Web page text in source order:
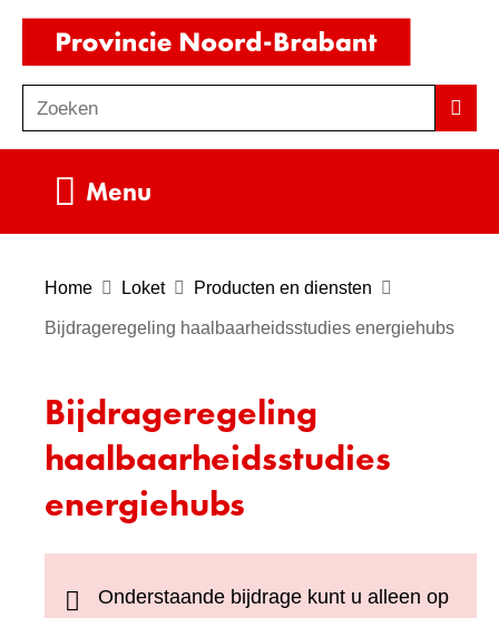
Ga
de
inhoud
o
e
Zoeken
Menu
Home Loket Producten en diensten
Bijdrageregeling haalbaarheidsstudies energiehubs
Bijdrageregeling
haalbaarheidsstudies
energiehubs
Onderstaande bijdrage kunt u alleen op